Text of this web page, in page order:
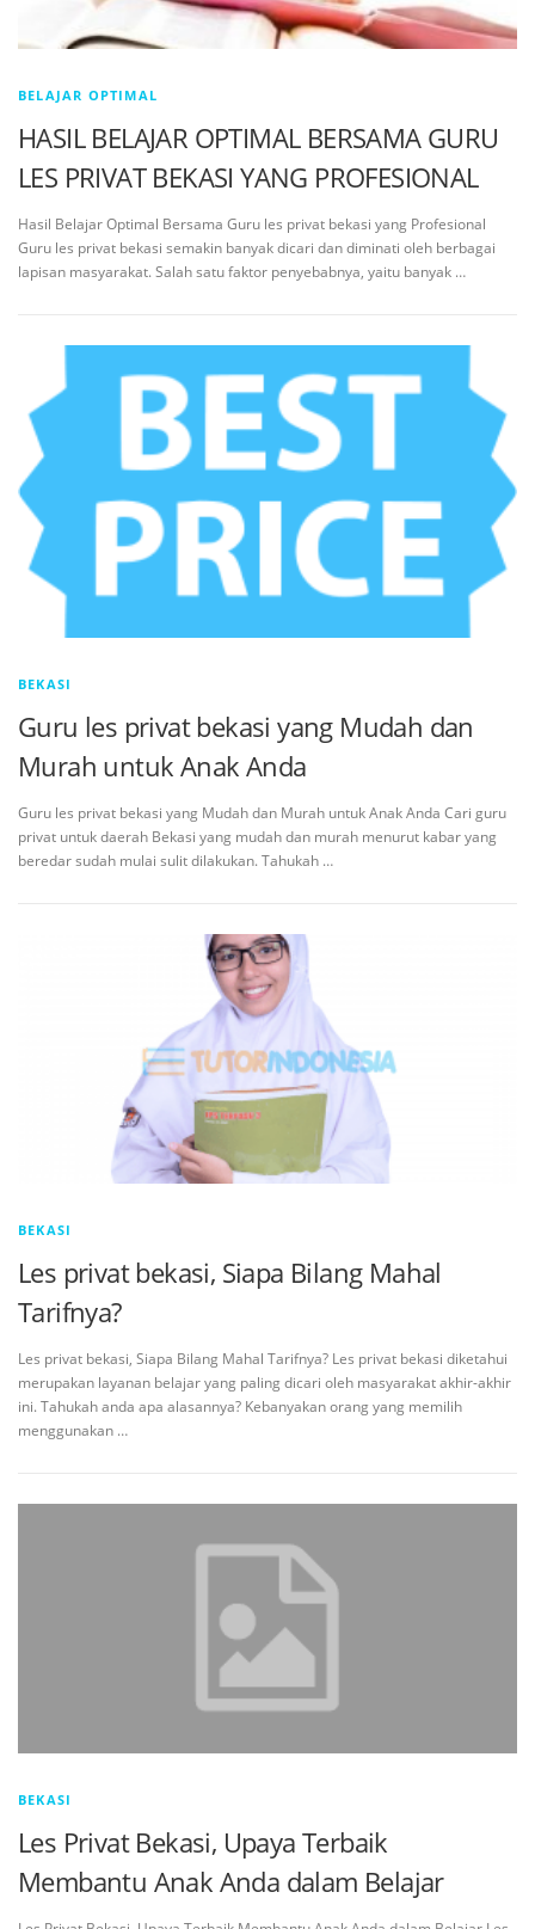
BELAJAR OPTIMAL
HASIL BELAJAR OPTIMAL BERSAMA GURU
LES PRIVAT BEKASI YANG PROFESIONAL
Hasil Belajar Optimal Bersama Guru les privat bekasi yang Profesional
Guru les privat bekasi semakin banyak dicari dan diminati oleh berbagai
lapisan masyarakat. Salah satu faktor penyebabnya, yaitu banyak …
BEKASI
Guru les privat bekasi yang Mudah dan
Murah untuk Anak Anda
Guru les privat bekasi yang Mudah dan Murah untuk Anak Anda Cari guru
privat untuk daerah Bekasi yang mudah dan murah menurut kabar yang
beredar sudah mulai sulit dilakukan. Tahukah …
BEKASI
Les privat bekasi, Siapa Bilang Mahal
Tarifnya?
Les privat bekasi, Siapa Bilang Mahal Tarifnya? Les privat bekasi diketahui
merupakan layanan belajar yang paling dicari oleh masyarakat akhir-akhir
ini. Tahukah anda apa alasannya? Kebanyakan orang yang memilih
menggunakan …
BEKASI
Les Privat Bekasi, Upaya Terbaik
Membantu Anak Anda dalam Belajar